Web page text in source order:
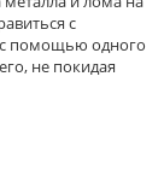
с
помощью одного
не покидая